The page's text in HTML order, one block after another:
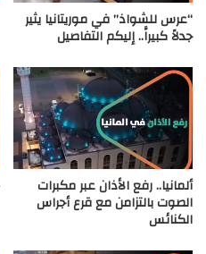
“عرس للشواذ” في موريتانيا يثير
جدلاً كبيراًَ.. إليكم التفاصيل
ألمانيا.. رفع الأذان عبر مكبرات
الصوت بالتزامن مع قرع أجراس
الكنائس